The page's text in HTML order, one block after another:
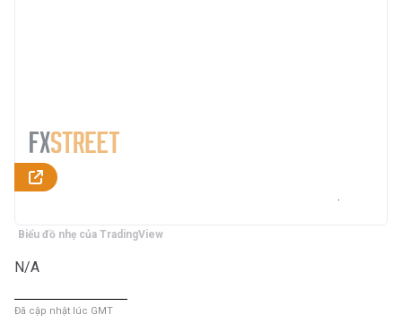
Biểu đồ nhẹ của TradingView
N/A
Đã cập nhật lúc GMT